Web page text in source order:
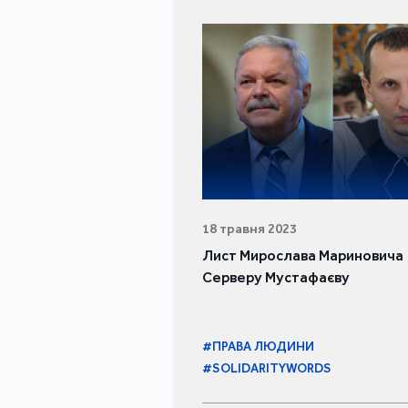
18 травня 2023
Лист Мирослава Мариновича
Серверу Мустафаєву
#ПРАВА ЛЮДИНИ
#SOLIDARITYWORDS